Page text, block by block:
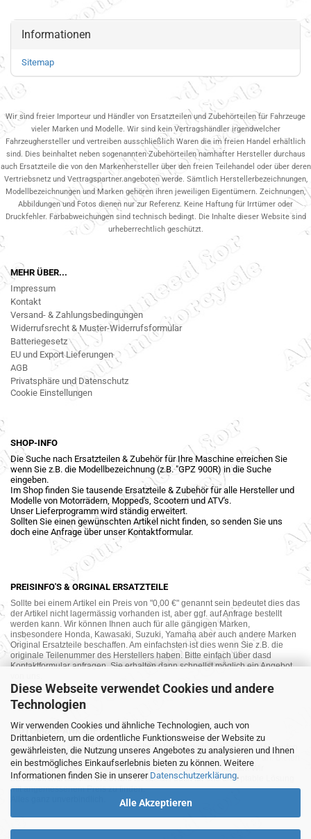
Diese Webseite verwendet Cookies und andere
Technologien
Wir verwenden Cookies und ähnliche Technologien, auch von
Drittanbietern, um die ordentliche Funktionsweise der Website zu
gewährleisten, die Nutzung unseres Angebotes zu analysieren und Ihnen
ein bestmögliches Einkaufserlebnis bieten zu können. Weitere
Informationen finden Sie in unserer Datenschutzerklärung.
Alle Akzeptieren
Informationen
Sitemap
Wir sind freier Importeur und Händler von Ersatzteilen und Zubehörteilen für Fahrzeuge
vieler Marken und Modelle. Wir sind kein Vertragshändler irgendwelcher
Fahrzeughersteller und vertreiben ausschließlich Waren die im freien Handel erhältlich
sind. Dies beinhaltet neben sogenannten Zubehörteilen namhafter Hersteller durchaus
auch Ersatzteile die von den Markenhersteller über den freien Teilehandel oder über deren
Vertriebsnetz und Vertragspartner.angeboten werde. Sämtlich Herstellerbezeichnungen,
Modellbezeichnungen und Marken gehören ihren jeweiligen Eigentümern. Zeichnungen,
Abbildungen und Fotos dienen nur zur Referenz. Keine Haftung für Irrtümer oder
Druckfehler. Farbabweichungen sind technisch bedingt. Die Inhalte dieser Website sind
urheberrechtlich geschützt.
MEHR ÜBER...
Impressum
Kontakt
Versand- & Zahlungsbedingungen
Widerrufsrecht & Muster-Widerrufsformular
Batteriegesetz
EU und Export Lieferungen
AGB
Privatsphäre und Datenschutz
Cookie Einstellungen
SHOP-INFO
Die Suche nach Ersatzteilen & Zubehör für Ihre Maschine erreichen Sie
wenn Sie z.B. die Modellbezeichnung (z.B. "GPZ 900R) in die Suche
eingeben.
Im Shop finden Sie tausende Ersatzteile & Zubehör für alle Hersteller und
Modelle von Motorrädern, Mopped's, Scootern und ATV's.
Unser Lieferprogramm wird ständig erweitert.
Sollten Sie einen gewünschten Artikel nicht finden, so senden Sie uns
doch eine Anfrage über unser Kontaktformular.
PREISINFO'S & ORGINAL ERSATZTEILE
Sollte bei einem Artikel ein Preis von "0,00 €" genannt sein bedeutet dies das
der Artikel nicht lagermässig vorhanden ist, aber ggf. auf Anfrage bestellt
werden kann. Wir können Ihnen auch für alle gängigen Marken,
insbesondere Honda, Kawasaki, Suzuki, Yamaha aber auch andere Marken
Original Ersatzteile beschaffen. Am einfachsten ist dies wenn Sie z.B. die
originale Teilenummer des Herstellers haben. Bitte einfach über dasd
Kontaktformular anfragen. Sie erhalten dann schnellst möglich ein Angebot
MOTORRAD-ANKAUF
Sie möchte Ihr altes Motorrad oder Ihre Motorradteile verkaufen ? Wir kaufen
auch gebrauchte Motorräder und Ersatzteilträger sowie Ersatzteile an. Bieten
Sie uns doch unverbindlich das was Sie verkaufen möchten an. Wir
bemühen uns dann eine sowohl für Sie als auch für uns akzeptable Lösung
mit angemessenem Preis zu finden.